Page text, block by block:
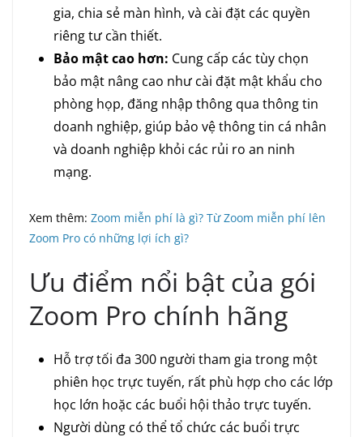
gia, chia sẻ màn hình, và cài đặt các quyền
riêng tư cần thiết.
Bảo mật cao hơn: Cung cấp các tùy chọn
bảo mật nâng cao như cài đặt mật khẩu cho
phòng họp, đăng nhập thông qua thông tin
doanh nghiệp, giúp bảo vệ thông tin cá nhân
và doanh nghiệp khỏi các rủi ro an ninh
mạng.
Xem thêm: Zoom miễn phí là gì? Từ Zoom miễn phí lên
Zoom Pro có những lợi ích gì?
Ưu điểm nổi bật của gói
Zoom Pro chính hãng
Hỗ trợ tối đa 300 người tham gia trong một
phiên học trực tuyến, rất phù hợp cho các lớp
học lớn hoặc các buổi hội thảo trực tuyến.
Người dùng có thể tổ chức các buổi trực